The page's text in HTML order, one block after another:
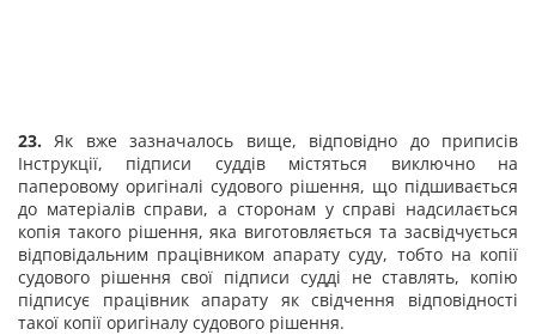
23.Як вже зазначалось вище, відповідно до приписів
Інструкції, підписи суддів містяться виключно на
паперовому оригіналі судового рішення, що підшивається
до матеріалів справи, а сторонам у справі надсилається
копія такого рішення, яка виготовляється та засвідчується
відповідальним працівником апарату суду, тобто на копії
судового рішення свої підписи судді не ставлять, копію
підписує працівник апарату як свідчення відповідності
такої копії оригіналу судового рішення.